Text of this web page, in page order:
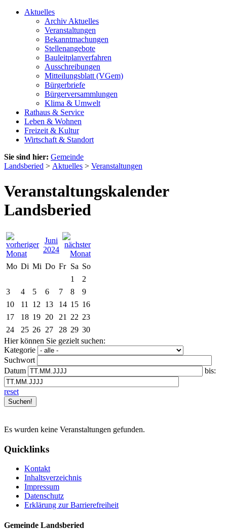
Aktuelles
Archiv Aktuelles
Veranstaltungen
Bekanntmachungen
Stellenangebote
Bauleitplanverfahren
Ausschreibungen
Mitteilungsblatt (VGem)
Bürgerbriefe
Bürgerversammlungen
Klima & Umwelt
Rathaus & Service
Leben & Wohnen
Freizeit & Kultur
Wirtschaft & Standort
Sie sind hier: Gemeinde
Landsberied > Aktuelles > Veranstaltungen
Veranstaltungskalender
Landsberied
Juni
2024
Mo Di Mi Do Fr Sa So
1
2
3
4 5 6 7 8
9
10
11 12 13 14 15 16
17
18 19 20 21 22 23
24
25 26 27 28 29 30
Hier können Sie gezielt suchen:
Kategorie
Suchwort
Datum
bis:
reset
Es wurden keine Veranstaltungen gefunden.
Quicklinks
Kontakt
Inhaltsverzeichnis
Impressum
Datenschutz
Erklärung zur Barrierefreiheit
Gemeinde Landsberied